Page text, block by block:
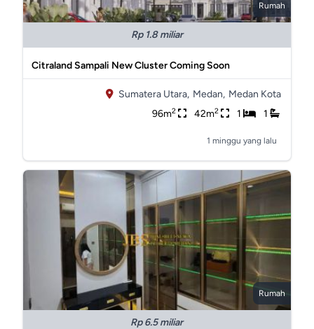
Rumah
Rp 1.8 miliar
Citraland Sampali New Cluster Coming Soon
Sumatera Utara, Medan, Medan Kota
96m2 42m2 1 1
1 minggu yang lalu
Rumah
Rp 6.5 miliar